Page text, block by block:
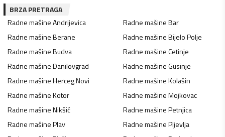
BRZA PRETRAGA
Radne mašineAndrijevica Radne mašineBar
Radne mašineBerane Radne mašineBijelo Polje
Radne mašineBudva Radne mašineCetinje
Radne mašineDanilovgrad Radne mašineGusinje
Radne mašineHerceg Novi Radne mašineKolašin
Radne mašineKotor Radne mašineMojkovac
Radne mašineNikšić Radne mašinePetnjica
Radne mašinePlav Radne mašinePljevlja